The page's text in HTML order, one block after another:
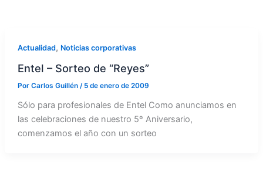
Actualidad, Noticias corporativas
Entel – Sorteo de “Reyes”
Por Carlos Guillén / 5 de enero de 2009
Sólo para profesionales de Entel Como anunciamos en
las celebraciones de nuestro 5º Aniversario,
comenzamos el año con un sorteo